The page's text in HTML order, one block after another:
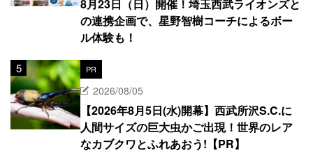
8月23日（日）開催！埼玉西武ライオンズと
の連携企画で、星野智樹コーチによるボー
ル体験も！
PR
2026/08/05
【2026年8月5日(水)開幕】西武所沢S.C.に
人間サイズの巨大虫かご出現！世界のレア
なカブクワとふれあおう!【PR】